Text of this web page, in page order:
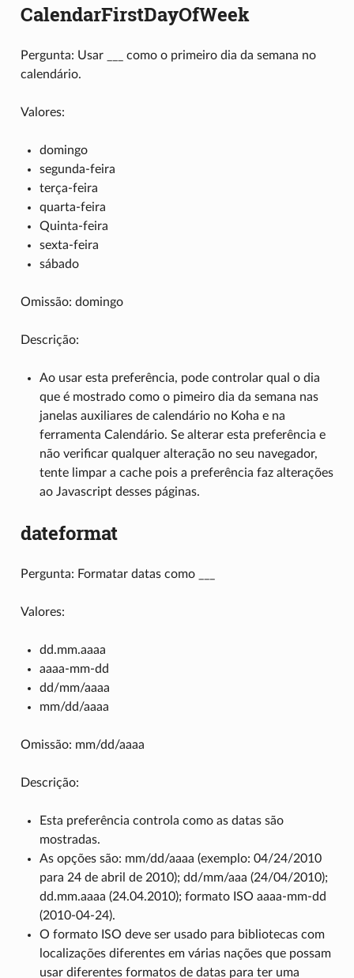
CalendarFirstDayOfWeek
Pergunta: Usar ___ como o primeiro dia da semana no
calendário.
Valores:
domingo
segunda-feira
terça-feira
quarta-feira
Quinta-feira
sexta-feira
sábado
Omissão: domingo
Descrição:
Ao usar esta preferência, pode controlar qual o dia
que é mostrado como o pimeiro dia da semana nas
janelas auxiliares de calendário no Koha e na
ferramenta Calendário. Se alterar esta preferência e
não verificar qualquer alteração no seu navegador,
tente limpar a cache pois a preferência faz alterações
ao Javascript desses páginas.
dateformat
Pergunta: Formatar datas como ___
Valores:
dd.mm.aaaa
aaaa-mm-dd
dd/mm/aaaa
mm/dd/aaaa
Omissão: mm/dd/aaaa
Descrição:
Esta preferência controla como as datas são
mostradas.
As opções são: mm/dd/aaaa (exemplo: 04/24/2010
para 24 de abril de 2010); dd/mm/aaa (24/04/2010);
dd.mm.aaaa (24.04.2010); formato ISO aaaa-mm-dd
(2010-04-24).
O formato ISO deve ser usado para bibliotecas com
localizações diferentes em várias nações que possam
usar diferentes formatos de datas para ter uma